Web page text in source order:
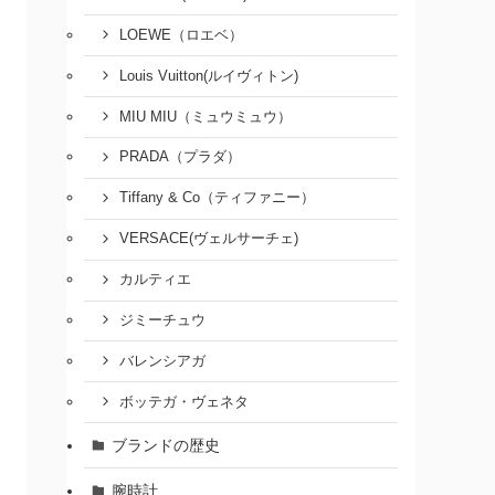
LOEWE（ロエベ）
Louis Vuitton(ルイヴィトン)
MIU MIU（ミュウミュウ）
PRADA（プラダ）
Tiffany & Co（ティファニー）
VERSACE(ヴェルサーチェ)
カルティエ
ジミーチュウ
バレンシアガ
ボッテガ・ヴェネタ
ブランドの歴史
腕時計